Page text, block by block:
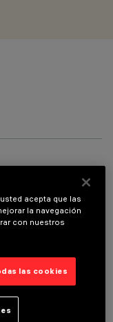
acepta que las
la navegación
con nuestros
las cookies